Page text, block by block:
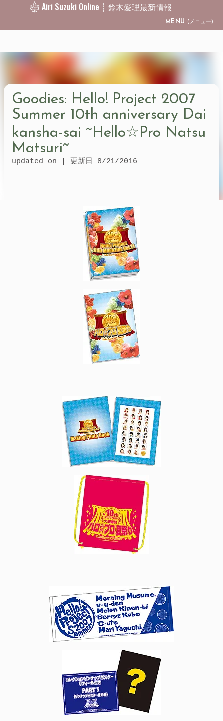
Skip to main content
Airi Suzuki Online ┊ 鈴木愛理最新情報
MENU (メニュー)
Goodies: Hello! Project 2007
Summer 10th anniversary Dai
kansha-sai ~Hello☆Pro Natsu
Matsuri~
updated on | 更新日 8/21/2016